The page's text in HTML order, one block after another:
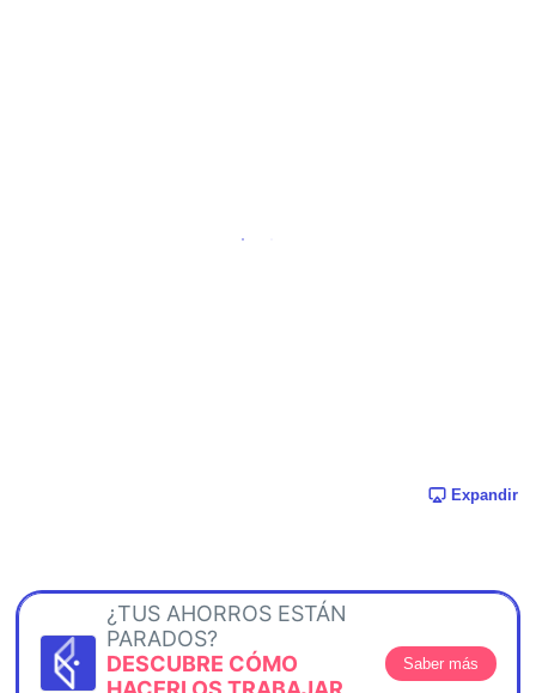
Expandir
¿TUS AHORROS ESTÁN
PARADOS?
DESCUBRE CÓMO
Saber más